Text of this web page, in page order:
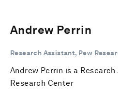
Andrew Perrin
Research Assistant, Pew
Andrew Perrin is a
Research Center